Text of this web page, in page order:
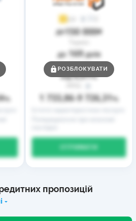
%
3,9
до150 000₴
до 169днів
Ставка
від0,01%
1 733,86– 9 726,31%
ОТРИМАТИ
РОЗБЛОКУВАТИ
пропозицій